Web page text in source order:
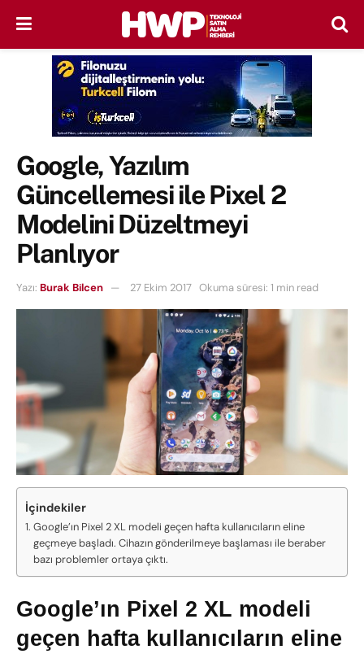
Google, Yazılım
Güncellemesi ile Pixel 2
Modelini Düzeltmeyi
Planlıyor
Yazı: Burak Bilcen 27 Ekim 2017 Okuma süresi: 1 min read
İçindekiler
Google’ın Pixel 2 XL modeli geçen hafta kullanıcıların eline
geçmeye başladı. Cihazın gönderilmeye başlaması ile beraber
bazı problemler ortaya çıktı.
Google’ın Pixel 2 XL modeli
geçen hafta kullanıcıların eline